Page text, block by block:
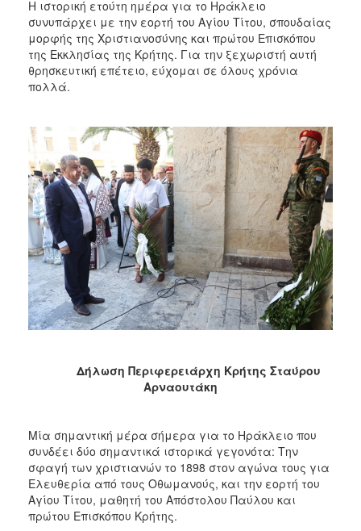
Η ιστορική ετούτη ημέρα για το Ηράκλειο
συνυπάρχει με την εορτή του Αγίου Τίτου, σπουδαίας
μορφής της Χριστιανοσύνης και πρώτου Επισκόπου
της Εκκλησίας της Κρήτης. Για την ξεχωριστή αυτή
θρησκευτική επέτειο, εύχομαι σε όλους χρόνια
πολλά.
Δήλωση Περιφερειάρχη Κρήτης Σταύρου
Αρναουτάκη
Μία σημαντική μέρα σήμερα για το Ηράκλειο που
συνδέει δύο σημαντικά ιστορικά γεγονότα: Την
σφαγή των χριστιανών το 1898 στον αγώνα τους για
Ελευθερία από τους Οθωμανούς, και την εορτή του
Αγίου Τίτου, μαθητή του Απόστολου Παύλου και
πρώτου Επισκόπου Κρήτης.